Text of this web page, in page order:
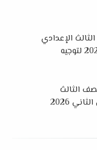
الإعدادي
الفصل الدراسي الثاني 2026 لتوجيه
الثالث
الإعدادي الفصل الدراسي الثاني 2026